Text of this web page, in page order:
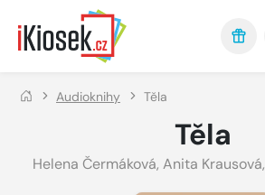
Přejít na hlavní obsah
Audioknihy Těla
Těla
Helena Čermáková, Anita Krausová,